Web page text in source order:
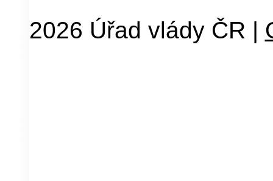
2026 Úřad vlády ČR |